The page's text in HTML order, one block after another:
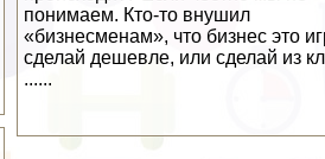
понимаем. Кто-то внушил
«бизнесменам», что бизнес это
сделай дешевле, или сделай из
......